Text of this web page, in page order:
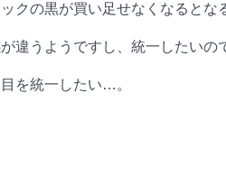
クの黒が買い足せなくなるとな
違うようですし、統一したい
を統一したい…。